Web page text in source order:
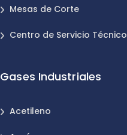
Mesas de Corte
Centro de Servicio Técnico
Gases Industriales
Acetileno